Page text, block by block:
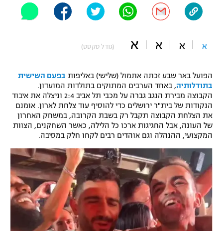
"מחצית בשכונה" – פודקאסט
משתתפים וזוכים בפרסים
תקנון משתתפים וזוכים בפרסים
תקנון עבור פעילות אלקטרה
תקנון עבור פעילות ספורט 1 – "מרלן"
טניס
גיימינג E-Sports
תנאי שימוש
מדיניות פרטיות
תקנון פעילות ספורט 1
אופניים
ספורט מוטורי
פוטבול אמריקאי NFL
בייסבול MLB
ספורט אתגרי ואקסטרים
אומנויות לחימה
גיימינג E-Sports
א א א א (גודל טקסט)
הפועל באר שבע זכתה אתמול (שלישי) באליפות בפעם השישית
בתודלותיה, באחד הערבים המתוקים בתולדות המועדון.
הקבוצה מבירת הנגב גברה על מכבי תל אביב 2:4 וניצלה את איבוד
הנקודות של בית"ר ירושלים כדי להוסיף עוד צלחת לארון. אומנם
את הצלחת הקבוצה תקבל רק בשבת הקרובה, במשחק האחרון
של העונה, אבל החגיגות ארכו כל הלילה, כאשר השחקנים, הצוות
המקצועי, ההנהלה וגם אוהדים רבים לקחו חלק במסיבה.